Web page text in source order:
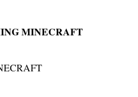
MINECRAFT